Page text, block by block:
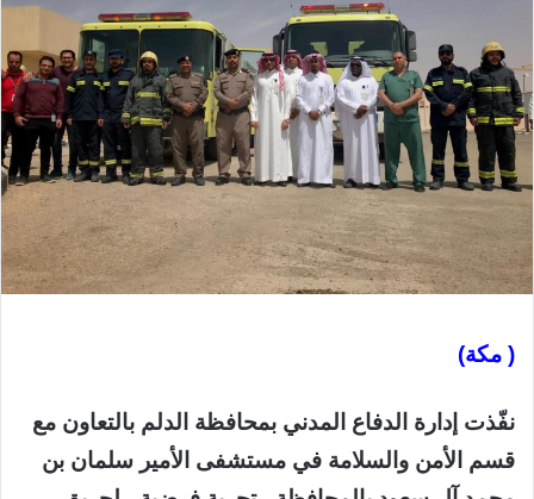
( مكة)
نفّذت إدارة الدفاع المدني بمحافظة الدلم بالتعاون مع
قسم الأمن والسلامة في مستشفى الأمير سلمان بن